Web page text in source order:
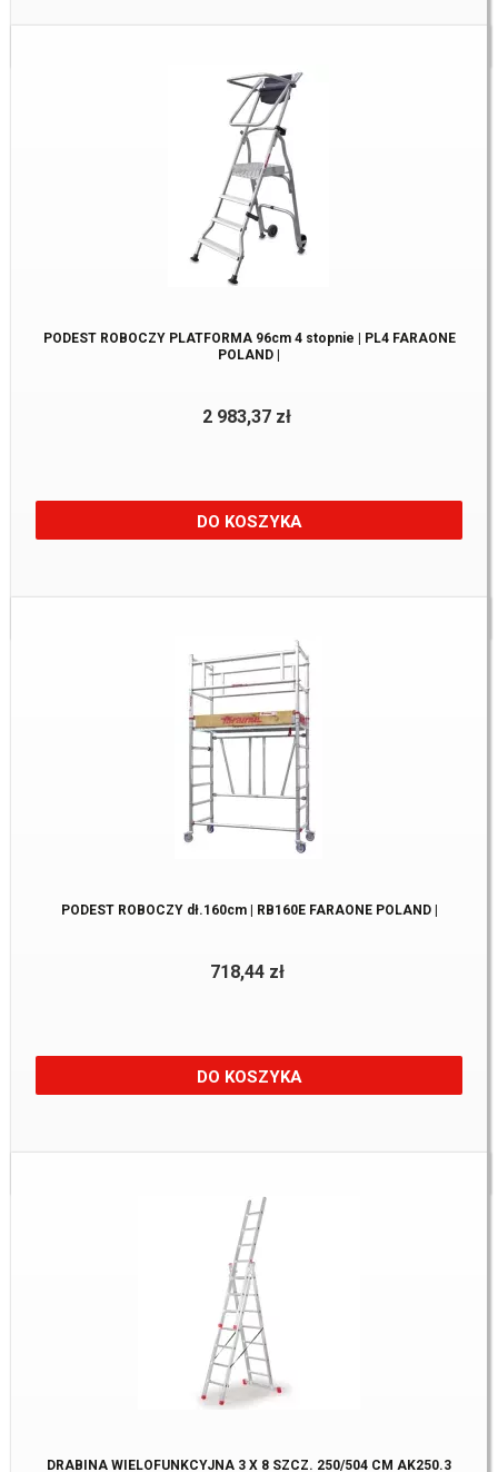
Dostępne:1 szt
PODEST ROBOCZY PLATFORMA 96cm 4 stopnie | PL4 FARAONE
POLAND |
2 983,37 zł
DO KOSZYKA
Dostępne:1 szt
PODEST ROBOCZY dł.160cm | RB160E FARAONE POLAND |
718,44 zł
DO KOSZYKA
Dostępne:1 szt
DRABINA WIELOFUNKCYJNA 3 X 8 SZCZ. 250/504 CM AK250.3